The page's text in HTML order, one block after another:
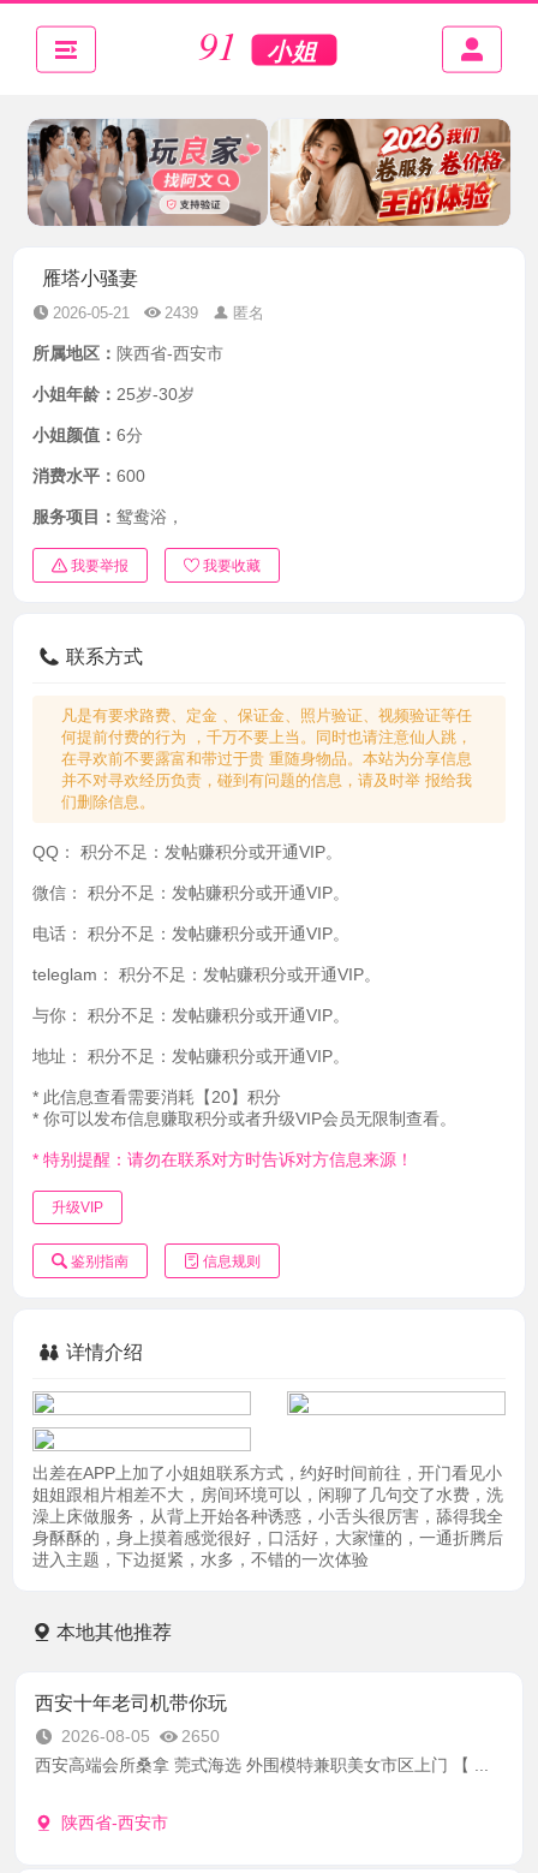
雁塔小骚妻
2026-05-21 2439 匿名
所属地区： 陕西省-西安市
小姐年龄： 25岁-30岁
小姐颜值： 6分
消费水平： 600
服务项目： 鸳鸯浴，
我要举报 我要收藏
联系方式
凡是有要求路费、定金 、保证金、照片验证、视频验证等任
何提前付费的行为 ，千万不要上当。同时也请注意仙人跳，
在寻欢前不要露富和带过于贵 重随身物品。本站为分享信息
并不对寻欢经历负责，碰到有问题的信息，请及时举 报给我
们删除信息。
QQ： 积分不足：发帖赚积分或开通VIP。
微信： 积分不足：发帖赚积分或开通VIP。
电话： 积分不足：发帖赚积分或开通VIP。
teleglam： 积分不足：发帖赚积分或开通VIP。
与你： 积分不足：发帖赚积分或开通VIP。
地址： 积分不足：发帖赚积分或开通VIP。
* 此信息查看需要消耗【20】积分
* 你可以发布信息赚取积分或者升级VIP会员无限制查看。
* 特别提醒：请勿在联系对方时告诉对方信息来源！
升级VIP
鉴别指南 信息规则
详情介绍
出差在APP上加了小姐姐联系方式，约好时间前往，开门看见小
姐姐跟相片相差不大，房间环境可以，闲聊了几句交了水费，洗
澡上床做服务，从背上开始各种诱惑，小舌头很厉害，舔得我全
身酥酥的，身上摸着感觉很好，口活好，大家懂的，一通折腾后
进入主题，下边挺紧，水多，不错的一次体验
本地其他推荐
西安十年老司机带你玩
2026-08-05
2650
西安高端会所桑拿 莞式海选 外围模特兼职美女市区上门 【 ...
陕西省-西安市